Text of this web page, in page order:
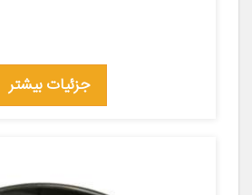
جزئیات بیشتر